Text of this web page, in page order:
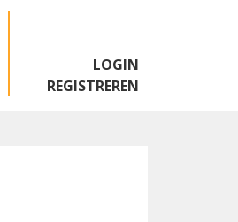
LOGIN
REGISTREREN